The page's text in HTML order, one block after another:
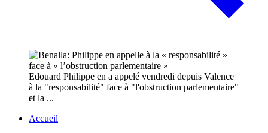
Edouard Philippe en a appelé vendredi depuis Valence
à la "responsabilité" face à "l'obstruction parlementaire"
et la ...
Accueil